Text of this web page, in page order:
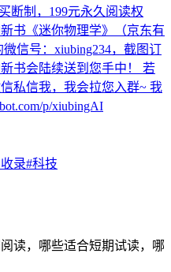
断制，199元永久阅读权
书《迷你物理学》（京东有
信号：xiubing234，截图订
书会陆续送到您手中！ 若
私信我，我会拉您入群~ 我
p/xiubingAI
收录#科技
读，哪些适合短期试读，哪